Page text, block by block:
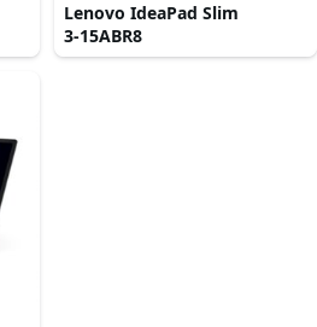
Lenovo IdeaPad Slim
3‑15ABR8